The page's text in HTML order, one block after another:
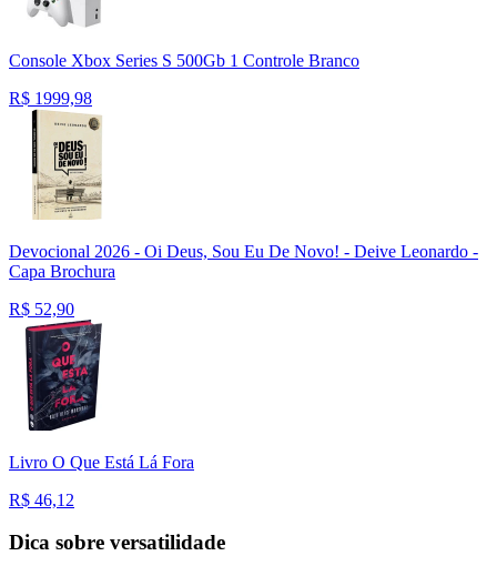
Console Xbox Series S 500Gb 1 Controle Branco
R$ 1999,98
Devocional 2026 - Oi Deus, Sou Eu De Novo! - Deive Leonardo -
Capa Brochura
R$ 52,90
Livro O Que Está Lá Fora
R$ 46,12
Dica sobre versatilidade